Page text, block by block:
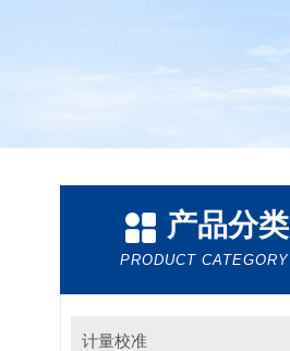
产品分类
PRODUCT CATEGORY
计量校准